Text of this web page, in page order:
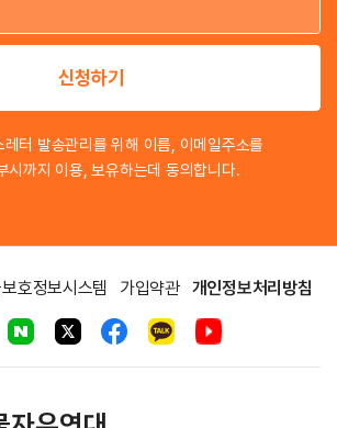
이
신청하기
터 발송관리를 위해 이름, 이메일주소를
시까지 이용, 보유하는데 동의합니다.
호정보시스템 가입약관 개인정보처리방침